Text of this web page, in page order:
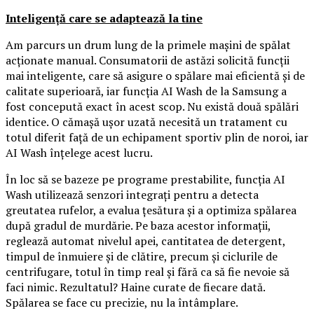
Inteligență care se adaptează la tine
Am parcurs un drum lung de la primele mașini de spălat
acționate manual. Consumatorii de astăzi solicită funcții
mai inteligente, care să asigure o spălare mai eficientă și de
calitate superioară, iar funcția AI Wash de la Samsung a
fost concepută exact în acest scop. Nu există două spălări
identice. O cămașă ușor uzată necesită un tratament cu
totul diferit față de un echipament sportiv plin de noroi, iar
AI Wash înțelege acest lucru.
În loc să se bazeze pe programe prestabilite, funcția AI
Wash utilizează senzori integrați pentru a detecta
greutatea rufelor, a evalua țesătura și a optimiza spălarea
după gradul de murdărie. Pe baza acestor informații,
reglează automat nivelul apei, cantitatea de detergent,
timpul de înmuiere și de clătire, precum și ciclurile de
centrifugare, totul în timp real și fără ca să fie nevoie să
faci nimic. Rezultatul? Haine curate de fiecare dată.
Spălarea se face cu precizie, nu la întâmplare.